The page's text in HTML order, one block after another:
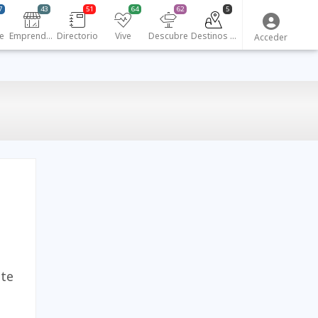
Emprendedores
43
Directorio
51
Vive
64
Descubre
62
Destinos turísticos
5
Acceder